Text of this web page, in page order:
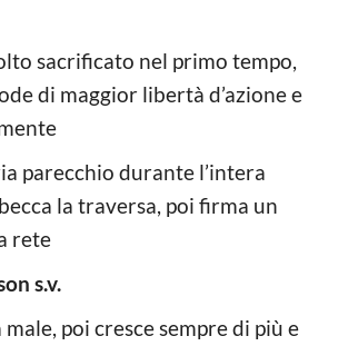
sacrificato nel primo tempo,
di maggior libertà d’azione e
parecchio durante l’intera
la traversa, poi firma un
rete
s.v.
male, poi cresce sempre di più e